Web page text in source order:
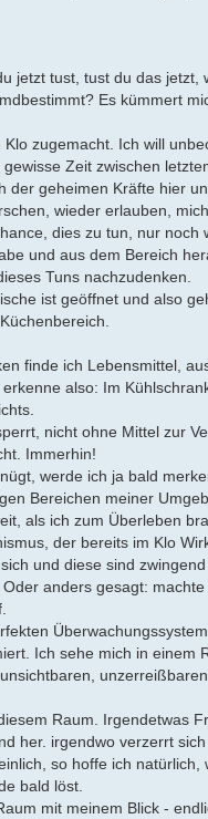
jetzt tust, tust du das
Es kümmert
zugemacht. Ich will
Zeit zwischen
der geheimen Kräfte hier
wieder erlauben,
dies zu tun, nur noch
und aus dem Bereich
Tuns nachzudenken.
ist geöffnet und also
finde ich Lebensmittel,
also: Im
nicht ohne Mittel zur
Immerhin!
werde ich ja bald
Bereichen meiner
als ich zum Überleben
der bereits im Klo
und diese sind
anders gesagt:
Ich sehe mich in
Raum. Irgendetwas
her. irgendwo verzerrt
so hoffe ich
bald löst.
mit meinem Blick -